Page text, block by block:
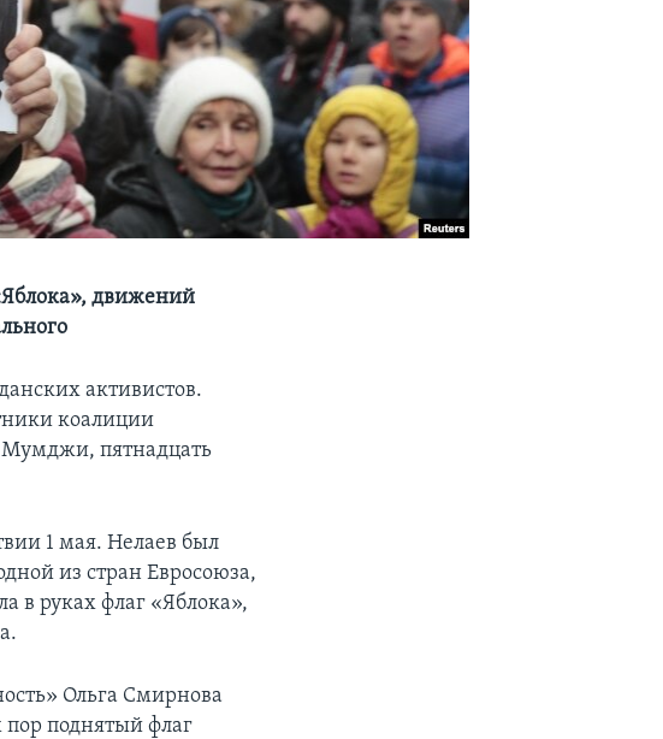
движений
активистов.
коалиции
Мумджи, пятнадцать
1 мая. Нелаев был
из стран Евросоюза,
в руках флаг «Яблока»,
Ольга Смирнова
пор поднятый флаг